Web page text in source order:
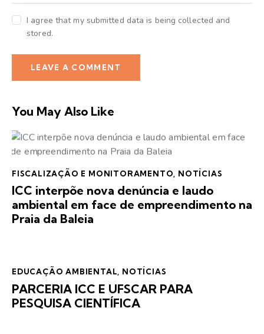
I agree that my submitted data is being collected and
stored.
You May Also Like
FISCALIZAÇÃO E MONITORAMENTO NOTÍCIAS
ICC interpõe nova denúncia e laudo
ambiental em face de empreendimento na
Praia da Baleia
EDUCAÇÃO AMBIENTAL, NOTÍCIAS
PARCERIA ICC E UFSCAR PARA
PESQUISA CIENTÍFICA